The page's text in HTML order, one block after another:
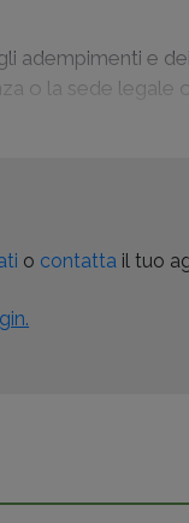
adempimenti e
o la sede legale
o contatta il tuo